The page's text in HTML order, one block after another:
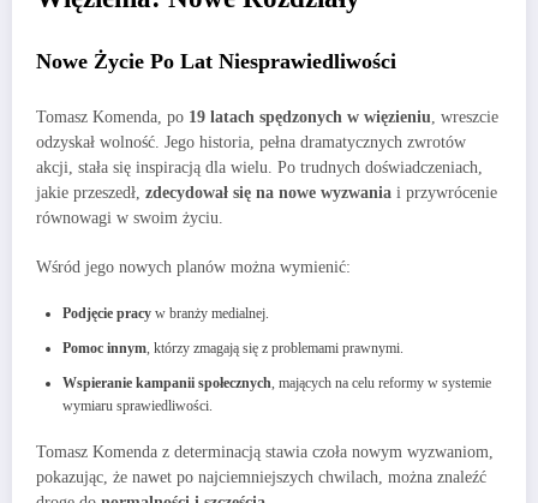
Nowe Życie Po Lat Niesprawiedliwości
Tomasz Komenda, po 19 latach spędzonych w więzieniu, wreszcie
odzyskał wolność. Jego historia, pełna dramatycznych zwrotów
akcji, stała się inspiracją dla wielu. Po trudnych doświadczeniach,
jakie przeszedł, zdecydował się na nowe wyzwania i przywrócenie
równowagi w swoim życiu.
Wśród jego nowych planów można wymienić:
Podjęcie pracy w branży medialnej.
Pomoc innym, którzy zmagają się z problemami prawnymi.
Wspieranie kampanii społecznych, mających na celu reformy w systemie
wymiaru sprawiedliwości.
Tomasz Komenda z determinacją stawia czoła nowym wyzwaniom,
pokazując, że nawet po najciemniejszych chwilach, można znaleźć